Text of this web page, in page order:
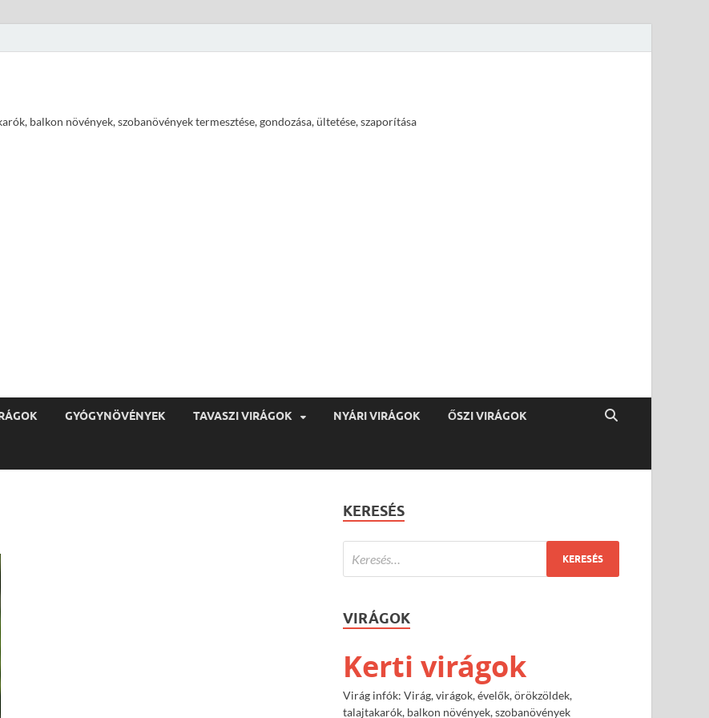
balkon növények, szobanövények termesztése, gondozása, ültetése, szaporítása
GYÓGYNÖVÉNYEK TAVASZI VIRÁGOK NYÁRI VIRÁGOK ŐSZI VIRÁGOK
KERESÉS
VIRÁGOK
Kerti virágok
Virág infók: Virág, virágok, évelők, örökzöldek,
talajtakarók, balkon növények, szobanövények